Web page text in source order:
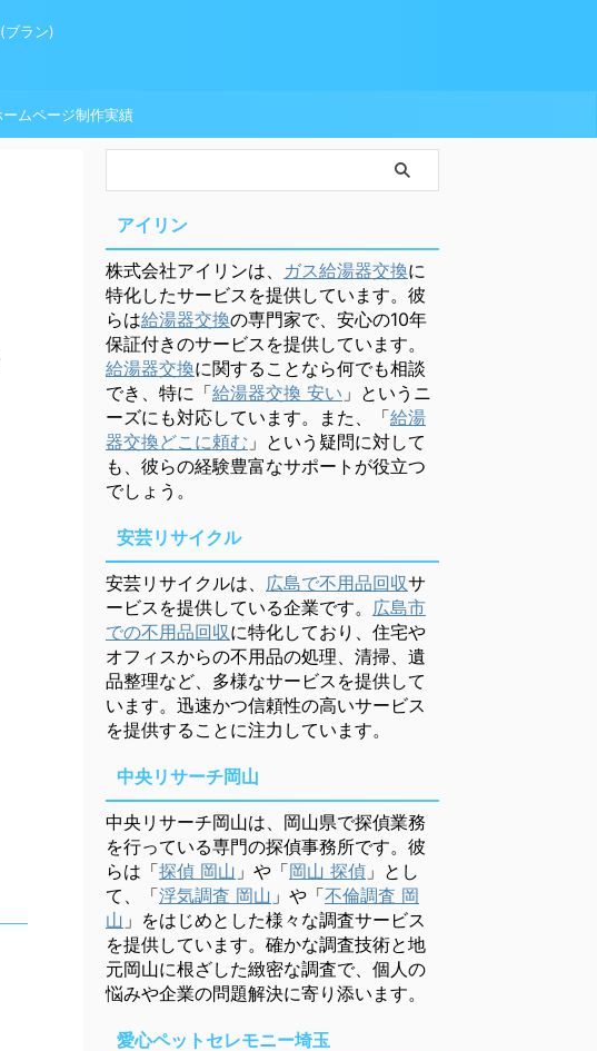
ブラン)
ームページ制作実績
アイリン
株式会社アイリンは、 ガス給湯器交換に
特化したサービスを提供しています。彼
らは給湯器交換の専門家で、安心の10年
保証付きのサービスを提供しています。
給湯器交換に関することなら何でも相談
でき、特に「給湯器交換 安い 」というニ
ーズにも対応しています。また、「給湯
器交換どこに頼む 」という疑問に対して
も、彼らの経験豊富なサポートが役立つ
でしょう。
安芸リサイクル
安芸リサイクルは、 広島で不用品回収サ
ービスを提供している企業です。 広島市
での不用品回収に特化しており、住宅や
オフィスからの不用品の処理、清掃、遺
品整理など、多様なサービスを提供して
います。迅速かつ信頼性の高いサービス
を提供することに注力しています。
中央リサーチ岡山
中央リサーチ岡山は、岡山県で探偵業務
を行っている専門の探偵事務所です。彼
らは「探偵 岡山 」や「岡山 探偵 」とし
て、「浮気調査 岡山 」や「不倫調査 岡
山 」をはじめとした様々な調査サービス
を提供しています。確かな調査技術と地
元岡山に根ざした緻密な調査で、個人の
悩みや企業の問題解決に寄り添います。
愛心ペットセレモニー埼玉